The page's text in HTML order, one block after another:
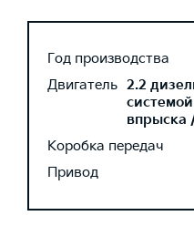
Год производства
Двигатель 2.2
впрыска
Коробка передач
Привод